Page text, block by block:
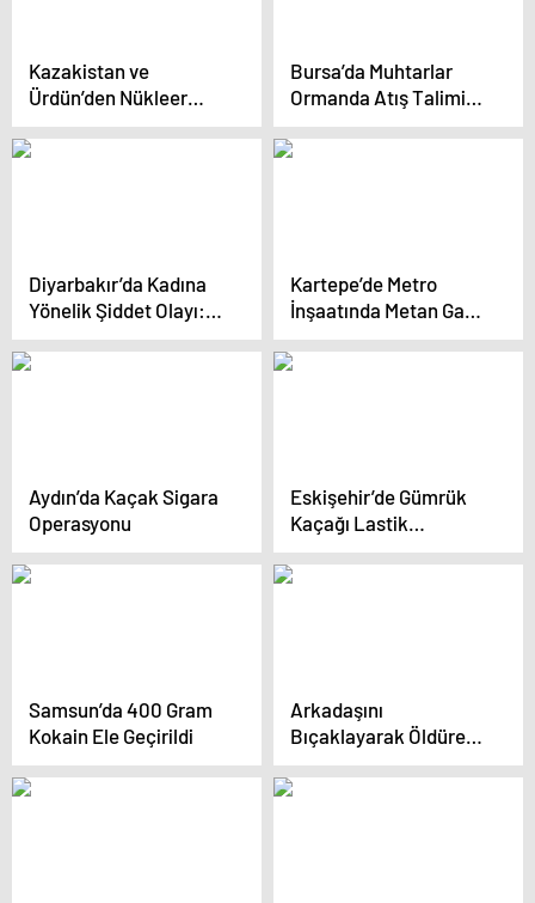
Kazakistan ve
Ürdün’den Nükleer
Enerji İşbirliği
Bursa’da Muhtarlar
Ormanda Atış Talimi
Yaptı
Diyarbakır’da Kadına
Yönelik Şiddet Olayı:
Eşinden Darbe Alan
Kadın Hastaneye Gitti
Kartepe’de Metro
İnşaatında Metan Gazı
Yangını
Aydın’da Kaçak Sigara
Operasyonu
Eskişehir’de Gümrük
Kaçağı Lastik
Operasyonu
Samsun’da 400 Gram
Kokain Ele Geçirildi
Arkadaşını
Bıçaklayarak Öldüren
Zanlı 3 Ay Sonra
Yakalandı